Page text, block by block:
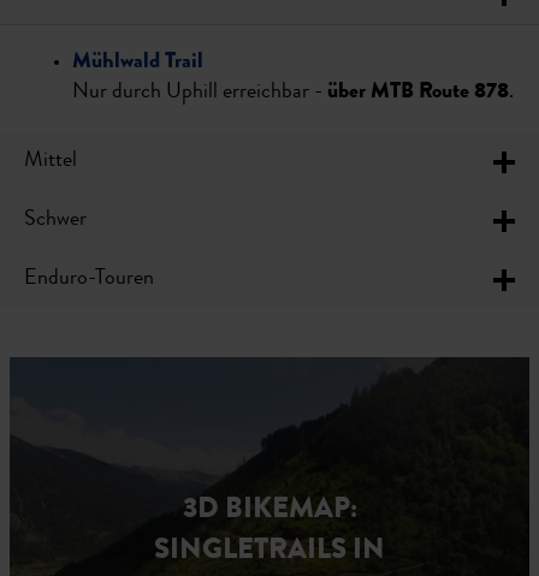
Mühlwald Trail
Nur durch Uphill erreichbar - über MTB Route 878.
Mittel
Schwer
Enduro-Touren
3D BIKEMAP:
SINGLETRAILS IN